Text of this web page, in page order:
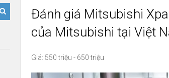
Đánh giá Mitsubishi
của Mitsubishi tại Việt
Giá: 550 triệu - 650 triệu